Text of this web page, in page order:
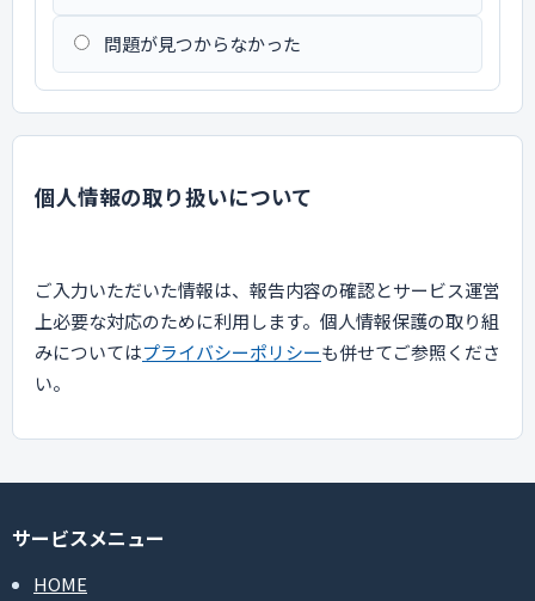
問題が見つからなかった
個人情報の取り扱いについて
ご入力いただいた情報は、報告内容の確認とサービス運営
上必要な対応のために利用します。個人情報保護の取り組
みについてはプライバシーポリシーも併せてご参照くださ
い。
サービスメニュー
HOME